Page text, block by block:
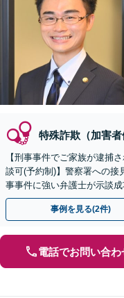
特殊詐欺（加害者
【刑事事件でご家族が逮捕
談可(予約制)】警察署への接
事事件に強い弁護士が示談
トします。【加害者側の相
事例を見る(2件)
電話でお問い合わ